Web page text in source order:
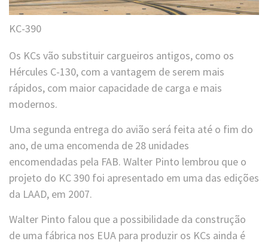
KC-390
Os KCs vão substituir cargueiros antigos, como os
Hércules C-130, com a vantagem de serem mais
rápidos, com maior capacidade de carga e mais
modernos.
Uma segunda entrega do avião será feita até o fim do
ano, de uma encomenda de 28 unidades
encomendadas pela FAB. Walter Pinto lembrou que o
projeto do KC 390 foi apresentado em uma das edições
da LAAD, em 2007.
Walter Pinto falou que a possibilidade da construção
de uma fábrica nos EUA para produzir os KCs ainda é